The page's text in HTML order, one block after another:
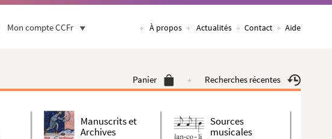
Mon compte CCFr À propos Actualités Contact Aide
Panier Recherches récentes
Manuscrits et
Archives
Sources
musicales